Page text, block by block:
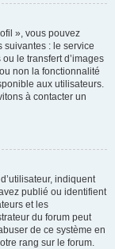
», vous pouvez
suivantes : le service
le transfert d’images
non la fonctionnalité
aux utilisateurs.
à contacter un
indiquent
publié ou identifient
et les
du forum peut
de ce système en
rang sur le forum.